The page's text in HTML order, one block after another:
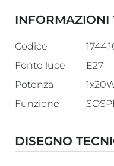
INFORMAZIONI
Codice
Fonte luce
E27
Potenza
Funzione
DISEGNO